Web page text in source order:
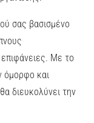
σας βασισμένο
Με το
όμορφο και
διευκολύνει την